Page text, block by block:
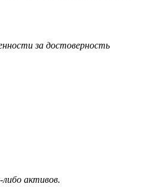
за достоверность
активов.